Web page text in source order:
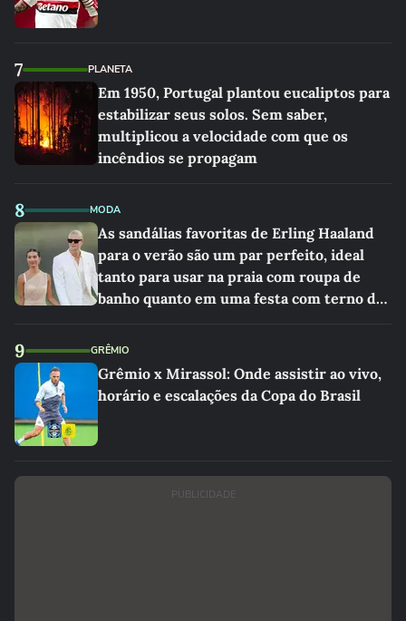
7 PLANETA
Em 1950, Portugal plantou eucaliptos para
estabilizar seus solos. Sem saber,
multiplicou a velocidade com que os
incêndios se propagam
8 MODA
As sandálias favoritas de Erling Haaland
para o verão são um par perfeito, ideal
tanto para usar na praia com roupa de
banho quanto em uma festa com terno de
9 GRÊMIO
Grêmio x Mirassol: Onde assistir ao vivo,
horário e escalações da Copa do Brasil
PUBLICIDADE